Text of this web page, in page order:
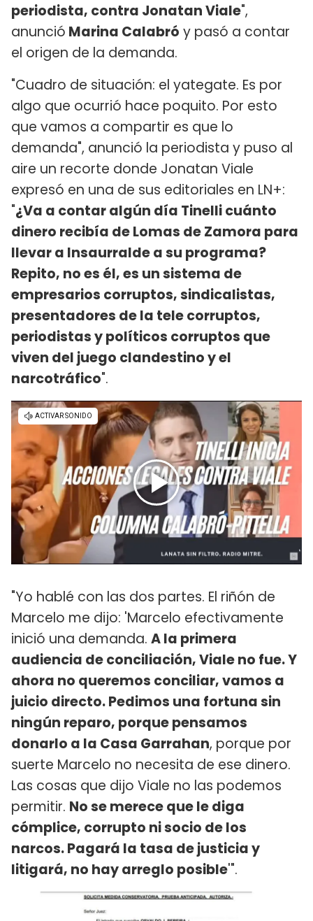
periodista, contra Jonatan Viale",
anunció Marina Calabró y pasó a contar
el origen de la demanda.
"Cuadro de situación: el yategate. Es por
algo que ocurrió hace poquito. Por esto
que vamos a compartir es que lo
demanda", anunció la periodista y puso al
aire un recorte donde Jonatan Viale
expresó en una de sus editoriales en LN+:
"¿Va a contar algún día Tinelli cuánto
dinero recibía de Lomas de Zamora para
llevar a Insaurralde a su programa?
Repito, no es él, es un sistema de
empresarios corruptos, sindicalistas,
presentadores de la tele corruptos,
periodistas y políticos corruptos que
viven del juego clandestino y el
narcotráfico".
"Yo hablé con las dos partes. El riñón de
Marcelo me dijo: 'Marcelo efectivamente
inició una demanda. A la primera
audiencia de conciliación, Viale no fue. Y
ahora no queremos conciliar, vamos a
juicio directo. Pedimos una fortuna sin
ningún reparo, porque pensamos
donarlo a la Casa Garrahan, porque por
suerte Marcelo no necesita de ese dinero.
Las cosas que dijo Viale no las podemos
permitir. No se merece que le diga
cómplice, corrupto ni socio de los
narcos. Pagará la tasa de justicia y
litigará, no hay arreglo posible'".